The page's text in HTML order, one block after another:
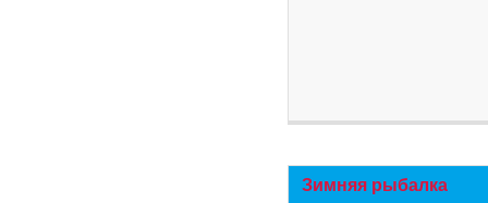
Зимняя рыбалка